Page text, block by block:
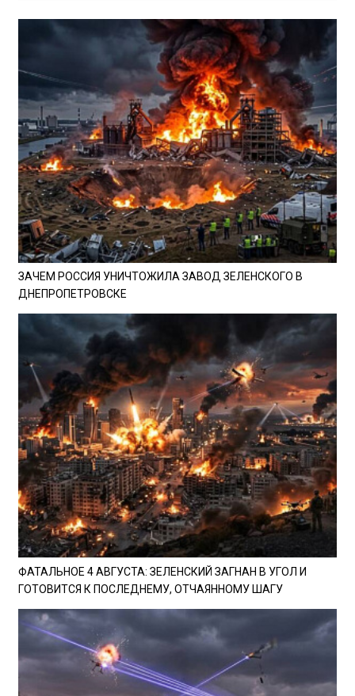
ЗАЧЕМ РОССИЯ УНИЧТОЖИЛА ЗАВОД ЗЕЛЕНСКОГО В
ДНЕПРОПЕТРОВСКЕ
ФАТАЛЬНОЕ 4 АВГУСТА: ЗЕЛЕНСКИЙ ЗАГНАН В УГОЛ И
ГОТОВИТСЯ К ПОСЛЕДНЕМУ, ОТЧАЯННОМУ ШАГУ